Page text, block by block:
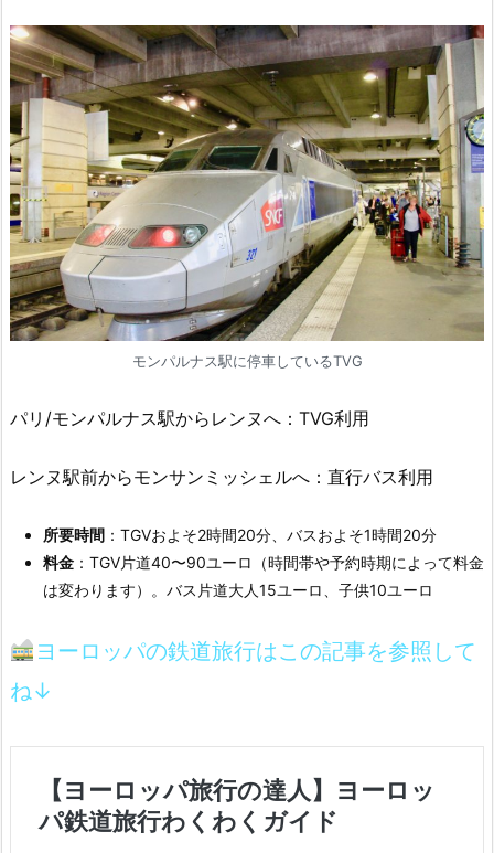
モンパルナス駅に停車しているTVG
パリ/モンパルナス駅からレンヌへ：TVG利用
レンヌ駅前からモンサンミッシェルへ：直行バス利用
所要時間 ：TGVおよそ2時間20分、バスおよそ1時間20分
料金 ：TGV片道40〜90ユーロ（時間帯や予約時期によって料金
は変わります）。バス片道大人15ユーロ、子供10ユーロ
ヨーロッパの鉄道旅行はこの記事を参照して
ね↓